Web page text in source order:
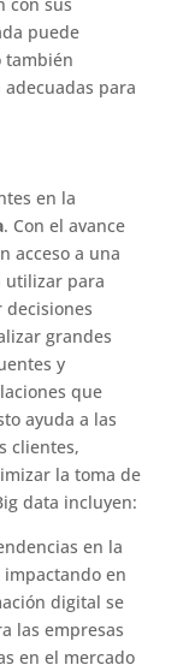
puede
también
para
en la
. Con el avance
acceso a una
utilizar para
grandes
y
que
ayuda a las
clientes,
la toma de
data incluyen:
en la
en
digital se
las empresas
en el mercado